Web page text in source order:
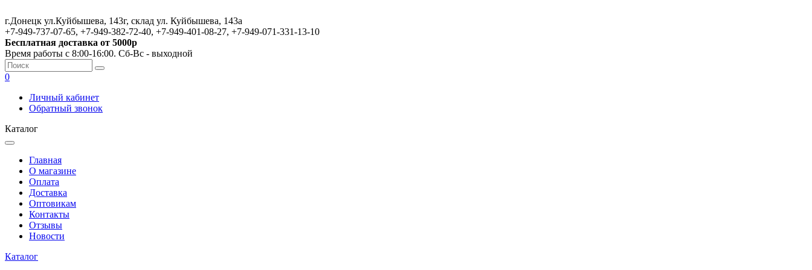
г.Донецк ул.Куйбышева, 143г, склад ул. Куйбышева, 143а
+7-949-737-07-65, +7-949-382-72-40, +7-949-401-08-27, +7-949-071-331-13-10
Бесплатная доставка от 5000р
Время работы с 8:00-16:00. Сб-Вс - выходной
0
Личный кабинет
Обратный звонок
Каталог
Главная
О магазине
Оплата
Доставка
Оптовикам
Контакты
Отзывы
Новости
Каталог